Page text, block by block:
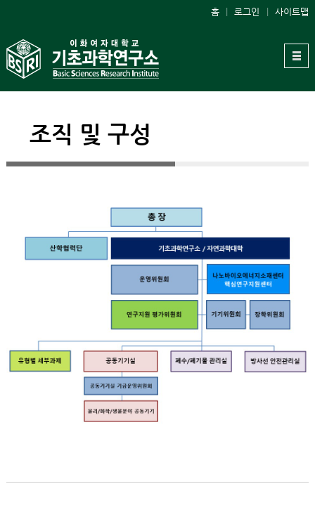
홈 로그인 사이트맵
조직 및 구성